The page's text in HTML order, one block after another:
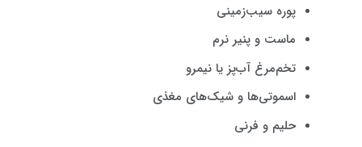
پوره سیب‌زمینی
ماست و پنیر نرم
تخم‌مرغ آب‌پز یا نیمرو
اسموتی‌ها و شیک‌های مغذی
حلیم و فرنی